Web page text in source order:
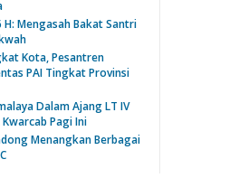
H: Mengasah Bakat Santri
Kota, Pesantren
PAI Tingkat Provinsi
Dalam Ajang LT IV
Pagi Ini
Menangkan Berbagai